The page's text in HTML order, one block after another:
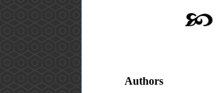
Authors